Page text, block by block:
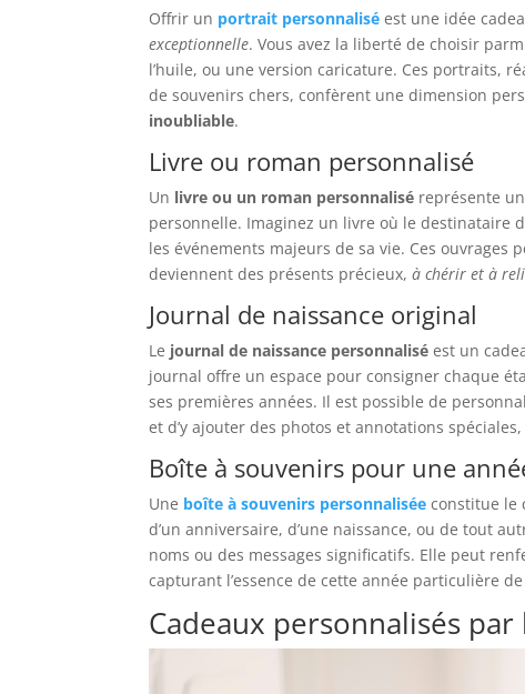
Offrir un portrait personnalisé est une idée
exceptionnelle. Vous avez la liberté de choisir
l’huile, ou une version caricature. Ces portraits,
de souvenirs chers, confèrent une dimension
inoubliable.
Livre ou roman personnalisé
Un livre ou un roman personnalisé représente
personnelle. Imaginez un livre où le destinataire
les événements majeurs de sa vie. Ces
deviennent des présents précieux,à chérir et à
Journal de naissance original
Le journal de naissance personnalisé est un
journal offre un espace pour consigner chaque
ses premières années. Il est possible de
et d’y ajouter des photos et annotations
Boîte à souvenirs pour une
Une boîte à souvenirs personnalisée constitue le
d’un anniversaire, d’une naissance, ou de tout
noms ou des messages significatifs. Elle peut
capturant l’essence de cette année particulière
Cadeaux personnalisés